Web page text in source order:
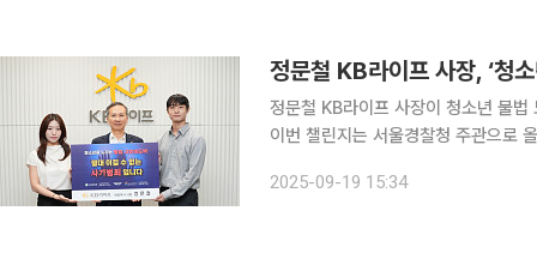
정문철 KB라이프 사장, ‘청
정문철 KB라이프 사장이 청소년 불
이번 챌린지는 서울경찰청 주관으로
캠페인은 참여자가 청소년 도박 예방
2025-09-19 15:34